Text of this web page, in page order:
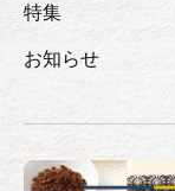
特集
お知らせ